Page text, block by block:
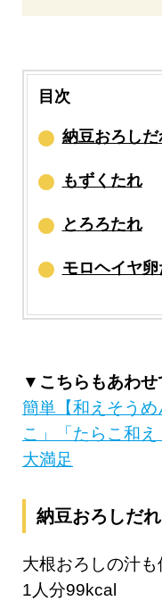
目次
納豆おろしだ
もずくたれ
とろろたれ
モロヘイヤ卵
▼こちらもあわ
簡単【和えそう
こ」「たらこ和
大満足
納豆おろしだれ
大根おろしの汁も
1人分99kcal